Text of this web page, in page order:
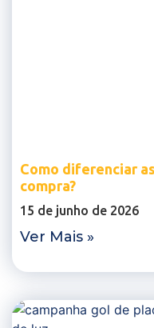
Como diferenciar
compra?
15 de junho de 2026
Ver Mais »